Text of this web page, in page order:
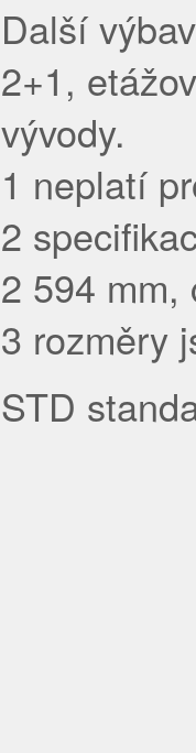
Další
2+1,
vývody.
1 neplatí
2
2 594 mm,
3 rozměry
STD